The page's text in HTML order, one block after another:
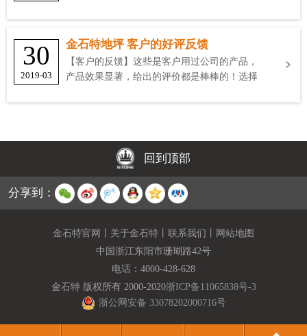
30
2019-03
金石特地坪 客户的好评反馈
【客户的反馈】这些是客户用过公司的产品，
产品效果显著，给出的评价都是棒棒的！选择
回到顶部
分享到：
金石特官网 关于金石特 联系我们
网站地图
中国浙江东阳市珊瑚路42号
电话： 4000-428-628
金石特 版权所有 2000-2020浙ICP备11065838号-3
浙公网安备 33078202000716号